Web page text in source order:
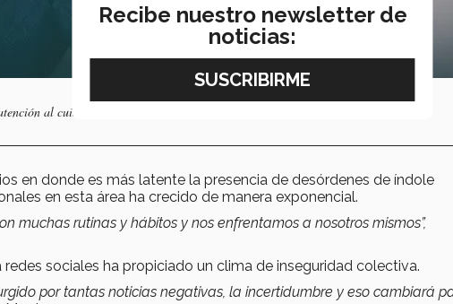
al cuidado de la salud mental de las personas.
en donde es más latente la presencia de desórdenes de índole
en esta área ha crecido de manera exponencial.
muchas rutinas y hábitos y nos enfrentamos a nosotros mismos”,
sociales ha propiciado un clima de inseguridad colectiva.
por tantas noticias negativas, la incertidumbre y eso cambiará
Recibe nuestro newsletter de
noticias: